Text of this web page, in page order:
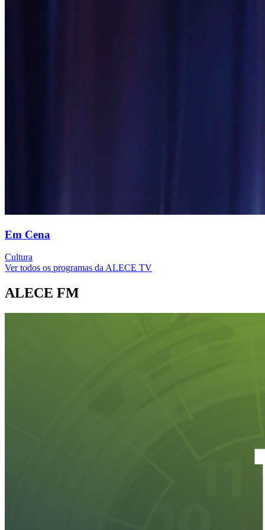
Em Cena
Cultura
Ver todos os programas da ALECE TV
ALECE FM